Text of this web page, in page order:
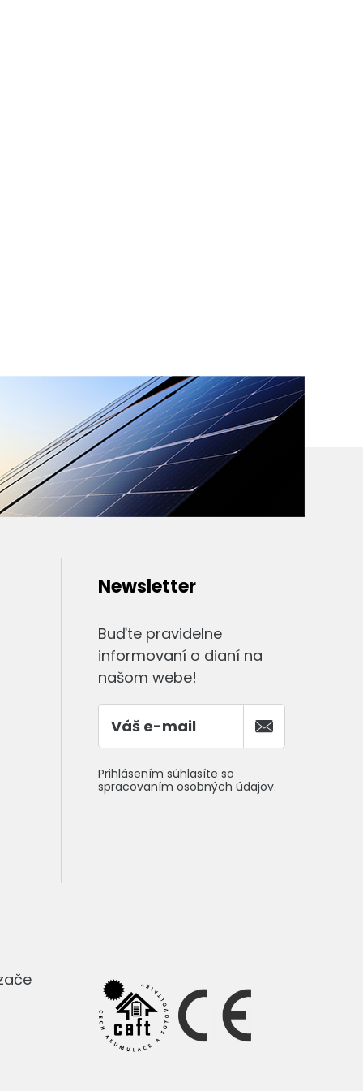
Newsletter
Buďte pravidelne
informovaní o dianí na
našom webe!
Prihlásením súhlasíte so
spracovaním osobných údajov.